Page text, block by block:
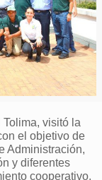
visitó la
el objetivo de
Administración,
y diferentes
cooperativo.